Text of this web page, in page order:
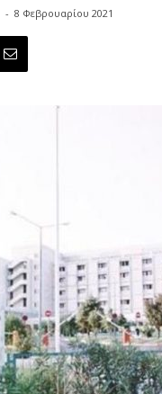
- 8 Φεβρουαρίου 2021